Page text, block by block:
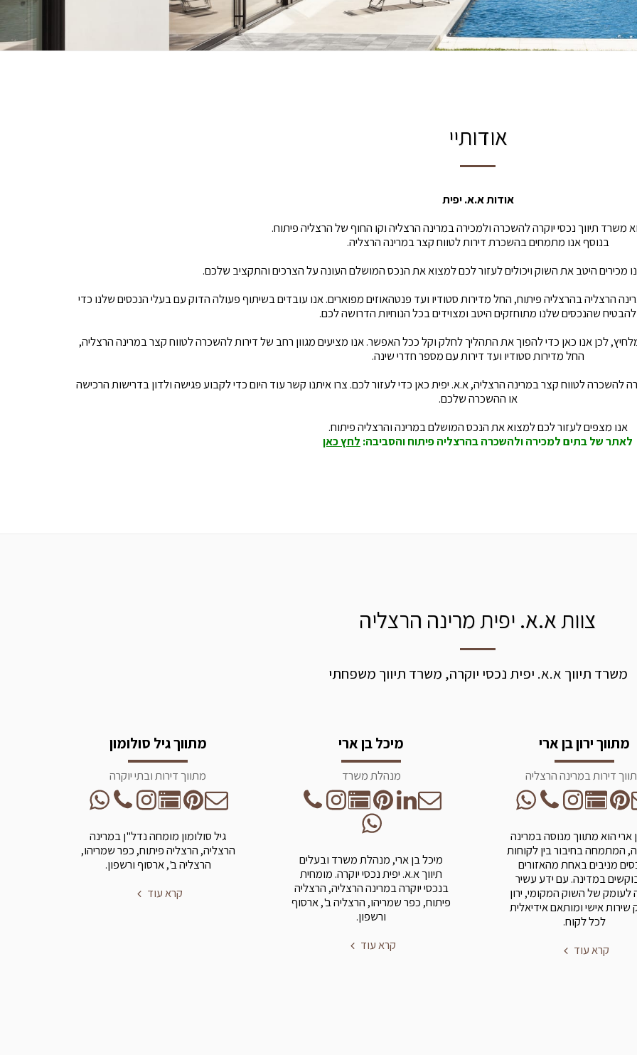
אודותיי
אודות א.א. יפית
משרד תיווך נכסי יוקרה להשכרה ולמכירה במרינה הרצליה וקו החוף של הרצליה פיתוח.
בנוסף אנו מתמחים בהשכרת דירות לטווח קצר במרינה הרצליה.
מכירים היטב את השוק ויכולים לעזור לכם למצוא את הנכס המושלם העונה על הצרכים והתקציב שלכם.
הרצליה בהרצליה פיתוח, החל מדירות סטודיו ועד פנטהאוזים מפוארים. אנו עובדים בשיתוף פעולה הדוק עם בעלי הנכסים שלנו כדי
להבטיח שהנכסים שלנו מתוחזקים היטב ומצוידים בכל הנוחיות הדרושה לכם.
לכן אנו כאן כדי להפוך את התהליך לחלק וקל ככל האפשר. אנו מציעים מגוון רחב של דירות להשכרה לטווח קצר במרינה הרצליה,
החל מדירות סטודיו ועד דירות עם מספר חדרי שינה.
להשכרה לטווח קצר במרינה הרצליה, א.א. יפית כאן כדי לעזור לכם. צרו איתנו קשר עוד היום כדי לקבוע פגישה ולדון בדרישות הרכישה
או ההשכרה שלכם.
אנו מצפים לעזור לכם למצוא את הנכס המושלם במרינה והרצליה פיתוח.
לאתר של בתים למכירה ולהשכרה בהרצליה פיתוח והסביבה: לחץ כאן
צוות א.א. יפית מרינה הרצליה
משרד תיווך א.א. יפית נכסי יוקרה, משרד תיווך משפחתי
מתווך ירון בן ארי
דירות במרינה הרצליה
ארי הוא מתווך מנוסה במרינה
המתמחה בחיבור בין לקוחות
מניבים באחת מהאזורים
במדינה. עם ידע עשיר
לעומק של השוק המקומי, ירון
אישי ומותאם אידיאלית
לכל לקוח.
קרא עוד
מיכל בן ארי
מנהלת משרד
מיכל בן ארי, מנהלת משרד ובעלים
תיווך א.א. יפית נכסי יוקרה. מומחית
בנכסי יוקרה במרינה הרצליה, הרצליה
פיתוח, כפר שמריהו, הרצליה ב', ארסוף
ורשפון.
קרא עוד
מתווך גיל סולומון
מתווך דירות ובתי יוקרה
גיל סולומון מומחה נדל"ן במרינה
הרצליה, הרצליה פיתוח, כפר שמריהו,
הרצליה ב', ארסוף ורשפון.
קרא עוד